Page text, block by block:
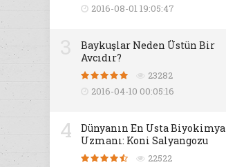
2016-08-01 19:05:47
Baykuşlar Neden Üstün Bir
Avcıdır?
23282
2016-04-10 00:05:16
4
Dünyanın En Usta Biyokimya
Uzmanı: Koni Salyangozu
22522